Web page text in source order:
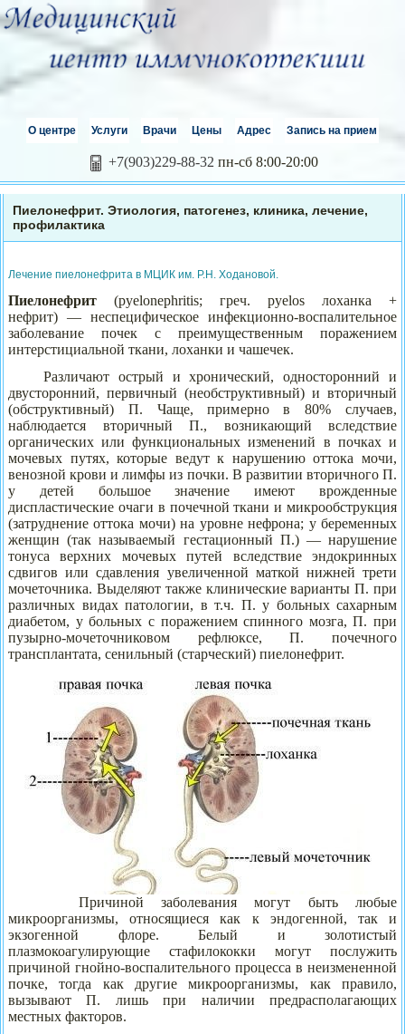
О центре Услуги Врачи Цены Адрес Запись на прием
+7(903)229-88-32 пн-сб 8:00-20:00
Пиелонефрит. Этиология, патогенез, клиника, лечение,
профилактика
Лечение пиелонефрита в МЦИК им. Р.Н. Ходановой.
Пиелонефрит (pyelonephritis; греч. pyelos лоханка +
нефрит) — неспецифическое инфекционно-воспалительное
заболевание почек с преимущественным поражением
интерстициальной ткани, лоханки и чашечек.
Различают острый и хронический, односторонний и
двусторонний, первичный (необструктивный) и вторичный
(обструктивный) П. Чаще, примерно в 80% случаев,
наблюдается вторичный П., возникающий вследствие
органических или функциональных изменений в почках и
мочевых путях, которые ведут к нарушению оттока мочи,
венозной крови и лимфы из почки. В развитии вторичного П.
у детей большое значение имеют врожденные
диспластические очаги в почечной ткани и микрообструкция
(затруднение оттока мочи) на уровне нефрона; у беременных
женщин (так называемый гестационный П.) — нарушение
тонуса верхних мочевых путей вследствие эндокринных
сдвигов или сдавления увеличенной маткой нижней трети
мочеточника. Выделяют также клинические варианты П. при
различных видах патологии, в т.ч. П. у больных сахарным
диабетом, у больных с поражением спинного мозга, П. при
пузырно-мочеточниковом рефлюксе, П. почечного
трансплантата, сенильный (старческий) пиелонефрит.
Причиной заболевания могут быть любые
микроорганизмы, относящиеся как к эндогенной, так и
экзогенной флоре. Белый и золотистый
плазмокоагулирующие стафилококки могут послужить
причиной гнойно-воспалительного процесса в неизмененной
почке, тогда как другие микроорганизмы, как правило,
вызывают П. лишь при наличии предрасполагающих
местных факторов.